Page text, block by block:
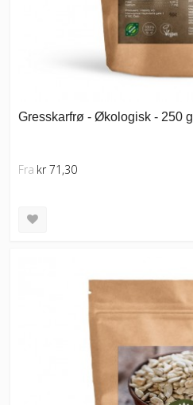
Gresskarfrø - Økologisk - 250 g
Fra kr 71,30